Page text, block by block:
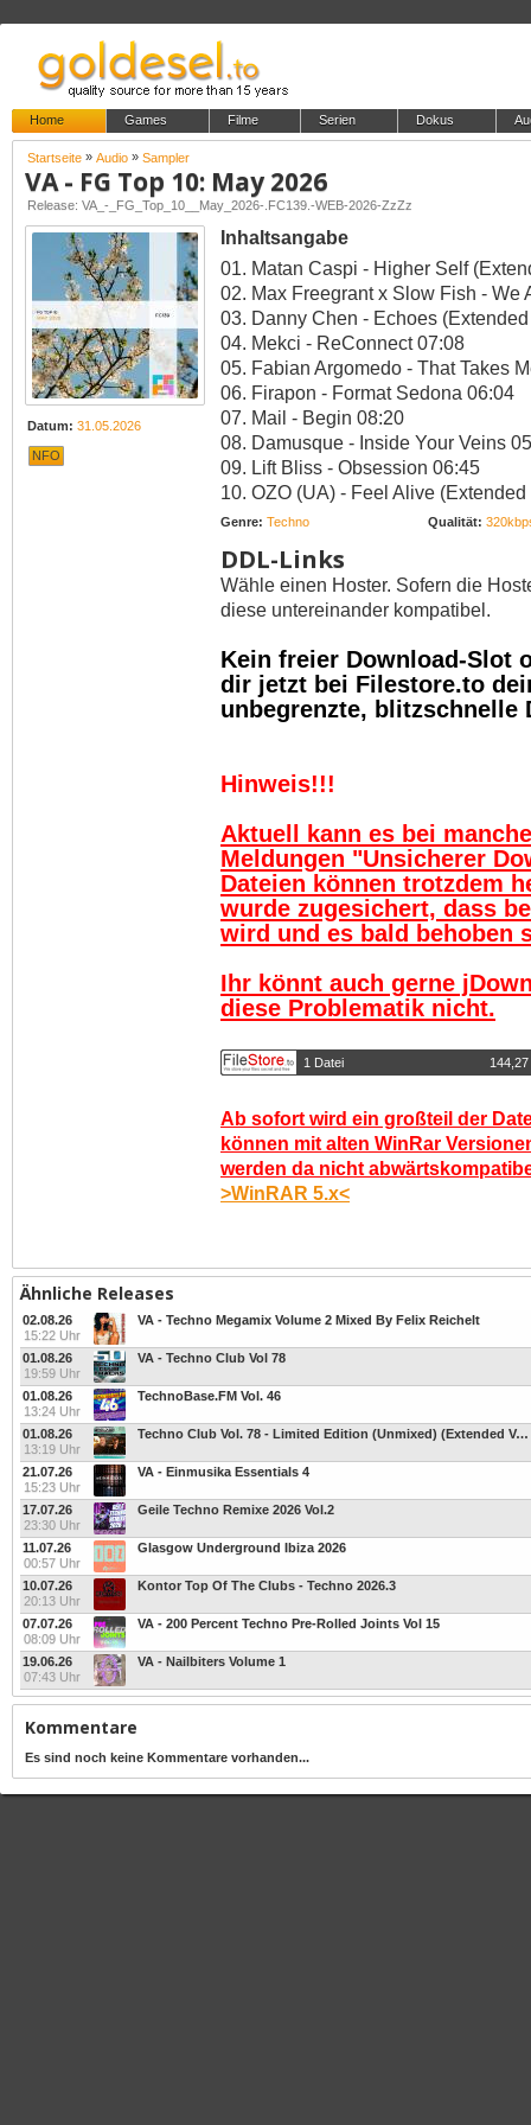
Home Games Filme Serien Dokus
Startseite » Audio » Sampler
VA - FG Top 10: May 2026
Release: VA_-_FG_Top_10__May_2026-.FC139.-WEB-2026-ZzZz
Datum: 31.05.2026
NFO
Inhaltsangabe
01. Matan Caspi - Higher Self
02. Max Freegrant x Slow Fish - We
03. Danny Chen - Echoes
04. Mekci - ReConnect 07:08
05. Fabian Argomedo - That Takes
06. Firapon - Format Sedona 06:04
07. Mail - Begin 08:20
08. Damusque - Inside Your Veins
09. Lift Bliss - Obsession 06:45
10. OZO (UA) - Feel Alive
Genre: Techno Qualität:
DDL-Links
Wähle einen Hoster. Sofern die
diese untereinander kompatibel.
Kein freier Download-Slot
dir jetzt bei Filestore.to
unbegrenzte, blitzschnelle
Hinweis!!!
Aktuell kann es bei
Meldungen "Unsicherer
Dateien können trotzdem
wurde zugesichert, dass
wird und es bald behoben
Ihr könnt auch gerne
diese Problematik nicht.
1 Datei
Ab sofort wird ein großteil der
können mit alten WinRar
werden da nicht
>WinRAR 5.x<
Ähnliche Releases
02.08.26
15:22 Uhr
VA - Techno Megamix Volume 2 Mixed By Felix Reichelt
01.08.26
19:59 Uhr
VA - Techno Club Vol 78
01.08.26
13:24 Uhr
TechnoBase.FM Vol. 46
01.08.26
13:19 Uhr
Techno Club Vol. 78 - Limited Edition (Unmixed) (Extended Versions)
21.07.26
15:23 Uhr
VA - Einmusika Essentials 4
17.07.26
23:30 Uhr
Geile Techno Remixe 2026 Vol.2
11.07.26
00:57 Uhr
Glasgow Underground Ibiza 2026
10.07.26
20:13 Uhr
Kontor Top Of The Clubs - Techno 2026.3
07.07.26
08:09 Uhr
VA - 200 Percent Techno Pre-Rolled Joints Vol 15
19.06.26
07:43 Uhr
VA - Nailbiters Volume 1
Kommentare
Es sind noch keine Kommentare vorhanden...